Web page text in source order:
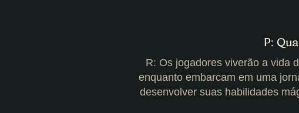
P:
R: Os jogadores viverão a vida
enquanto embarcam em uma
desenvolver suas habilidades